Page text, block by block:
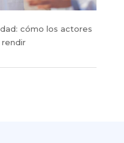
cómo los actores
rendir